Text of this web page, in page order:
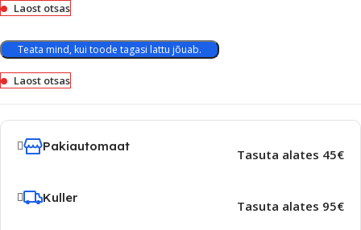
Laost otsas
Teata mind, kui toode tagasi lattu jõuab.
Laost otsas
Pakiautomaat
Tasuta alates 45€
Kuller
Tasuta alates 95€